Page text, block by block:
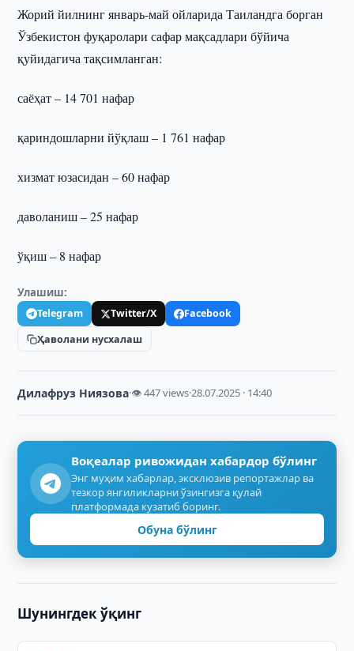
Жорий йилнинг январь-май ойларида Таиландга борган
Ўзбекистон фуқаролари сафар мақсадлари бўйича
қуйидагича тақсимланган:
саёҳат – 14 701 нафар
қариндошларни йўқлаш – 1 761 нафар
хизмат юзасидан – 60 нафар
даволаниш – 25 нафар
ўқиш – 8 нафар
Улашиш:
Telegram Twitter/X
Facebook
Ҳаволани нусхалаш
Дилафруз Ниязова·👁 447 views·28.07.2025 · 14:40
Воқеалар ривожидан хабардор бўлинг
Энг муҳим хабарлар, эксклюзив репортажлар ва
тезкор янгиликларни ўзингизга қулай
платформада кузатиб боринг.
Обуна бўлинг
Шунингдек ўқинг